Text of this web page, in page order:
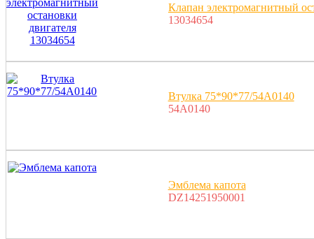
Клапан электромагнитный
13034654
Втулка 75*90*77/54A0140
54A0140
Эмблема капота
DZ14251950001